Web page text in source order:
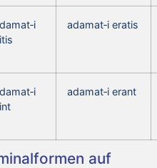
adamat‑i eratis
adamat‑i erant
auf